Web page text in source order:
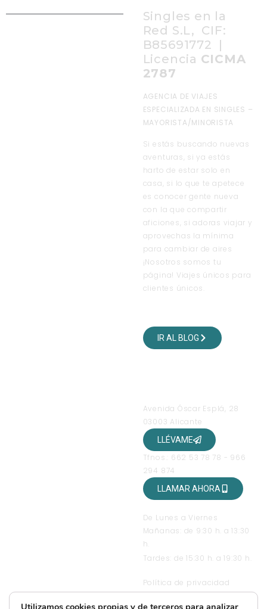
Singles en la
Red S.L, CIF:
B85691772 |
Licencia CICMA
2787
AGENCIA DE VIAJES
ESPECIALIZADA EN SINGLES –
MAYORISTA/MINORISTA
Si estás buscando nuevas
aventuras, si ya estás
harto de estar solo en
casa, si lo que te apetece
es conocer gente nueva
con la que compartir
aficiones, si adoras viajar y
aprovechas la mínima
para cambiar de aires
¡Nosotros somos tu
página! Viajes únicos para
clientes únicos.
IR AL BLOG
Avenida Óscar Esplá, 28
03003 Alicante
LLÉVAME
Tfnos.: 662 53 78 78 - 966
294 874
LLAMAR AHORA
De Lunes a Viernes
Mañanas: de 9:30 h. a 13:30
h.
Tardes: de 15:30 h. a 19:30 h.
Política de privacidad
Utilizamos cookies propias y de terceros para analizar